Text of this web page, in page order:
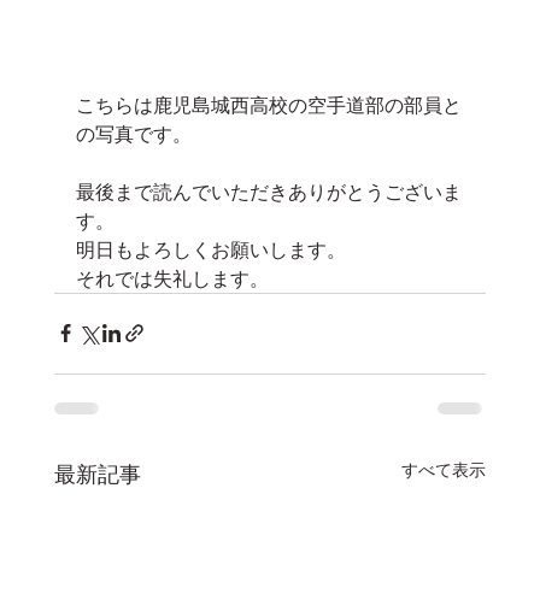
こちらは鹿児島城西高校の空手道部の部員と
の写真です。
最後まで読んでいただきありがとうございま
す。
明日もよろしくお願いします。
それでは失礼します。
最新記事 すべて表示